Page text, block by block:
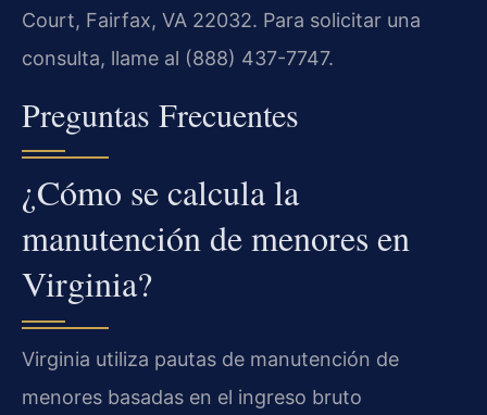
Court, Fairfax, VA 22032. Para solicitar una
consulta, llame al (888) 437-7747.
Preguntas Frecuentes
¿Cómo se calcula la
manutención de menores en
Virginia?
Virginia utiliza pautas de manutención de
menores basadas en el ingreso bruto